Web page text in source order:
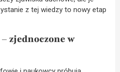
z tej wiedzy to nowy etap
zjednoczone w